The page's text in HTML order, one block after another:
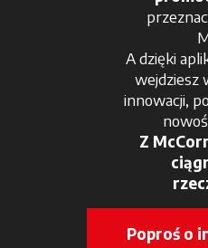
A dzięki
wejdziesz
innowacji,
Z
Poproś o